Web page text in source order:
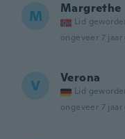
M Margrethe
Lid
ongeveer 7
V Verona
Lid
ongeveer 7